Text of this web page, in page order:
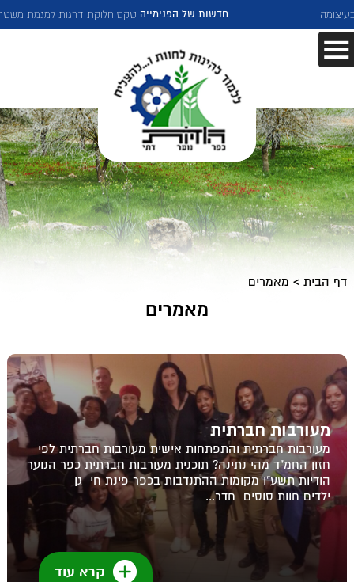
חדשות של הפנימייה:טקס חלוקת דרגות למגמת משטרה
דף הבית> מאמרים
מאמרים
מעורבות חברתית
מעורבות חברתית והתפתחות אישית מעורבות חברתית לפי
חזון החמ"ד מהי נתינה? תוכנית מעורבות חברתית כפר הנוער
הודיות תשע"ו מקומות ההתנדבות בכפר פינת חי גן
ילדים חוות סוסים חדר...
קרא עוד